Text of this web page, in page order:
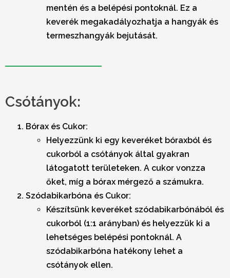
mentén és a belépési pontoknál. Ez a
keverék megakadályozhatja a hangyák és
termeszhangyák bejutását.
Csótányok:
Bórax és Cukor:
Helyezzünk ki egy keveréket bóraxból és
cukorból a csótányok által gyakran
látogatott területeken. A cukor vonzza
őket, míg a bórax mérgező a számukra.
Szódabikarbóna és Cukor:
Készítsünk keveréket szódabikarbónából és
cukorból (1:1 arányban) és helyezzük ki a
lehetséges belépési pontoknál. A
szódabikarbóna hatékony lehet a
csótányok ellen.